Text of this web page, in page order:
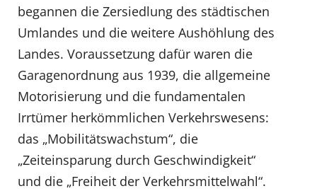
begannen die Zersiedlung des städtischen
Umlandes und die weitere Aushöhlung des
Landes. Voraussetzung dafür waren die
Garagenordnung aus 1939, die allgemeine
Motorisierung und die fundamentalen
Irrtümer herkömmlichen Verkehrswesens:
das „Mobilitätswachstum“, die
„Zeiteinsparung durch Geschwindigkeit“
und die „Freiheit der Verkehrsmittelwahl“.